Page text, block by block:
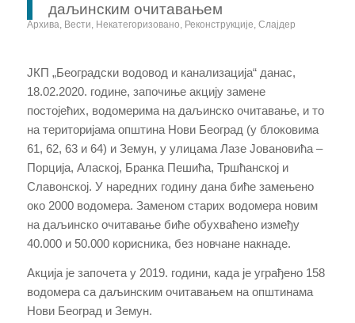
даљинским очитавањем
Архива Вести Некатегоризовано Реконструкције Слајдер
ЈКП „Београдски водовод и канализација“ данас,
18.02.2020. годинe, започиње акцију замене
постојећих, водомерима на даљинско очитавање, и то
на територијама општина Нови Београд (у блоковима
61, 62, 63 и 64) и Земун, у улицама Лазе Јовановића –
Порција, Алаској, Бранка Пешића, Тршћанској и
Славонској. У наредних годину дана биће замењено
око 2000 водомера. Заменом старих водомера новим
на даљинско очитавање биће обухваћено између
40.000 и 50.000 корисника, без новчане накнаде.
Акција је започета у 2019. години, када је уграђено 158
водомера са даљинским очитавањем на општинама
Нови Београд и Земун.